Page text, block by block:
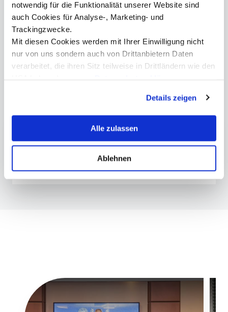
notwendig für die Funktionalität unserer Website sind
auch Cookies für Analyse-, Marketing- und
Trackingzwecke.
Mit diesen Cookies werden mit Ihrer Einwilligung nicht
nur von uns sondern auch von Drittanbietern Daten
verarbeitet, die ihren Sitz teilweise in Drittländern wie den
erklären Ihnen genau, was eine Datenübermittlung in die
USA bedeuten kann.
Details zeigen
Alle zulassen
Ablehnen
presse@mci.edu
Master | Tourismus & Entrepreneurship